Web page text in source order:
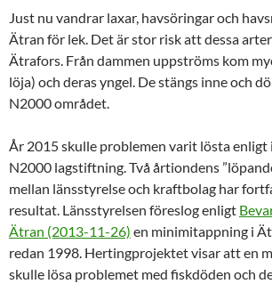
Just nu vandrar laxar, havsöringar och
Ätran för lek. Det är stor risk att dessa
Ätrafors. Från dammen uppströms kom
löja) och deras yngel. De stängs inne och
N2000 området.
År 2015 skulle problemen varit lösta
N2000 lagstiftning. Två årtiondens
mellan länsstyrelse och kraftbolag har
resultat. Länsstyrelsen föreslog enligt
Ätran (2013-11-26) en minimitappning i
redan 1998. Hertingprojektet visar att en
skulle lösa problemet med fiskdöden och